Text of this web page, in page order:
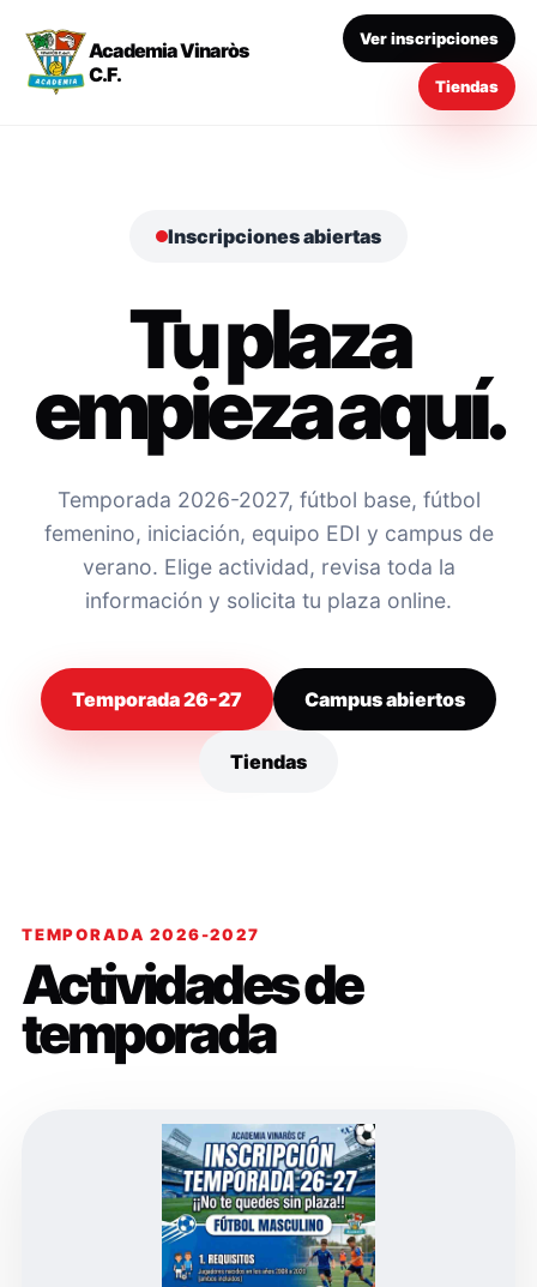
Academia Vinaròs
C.F.
Ver inscripciones
Tiendas
Inscripciones abiertas
Tu plaza
empieza aquí.
Temporada 2026-2027, fútbol base, fútbol
femenino, iniciación, equipo EDI y campus de
verano. Elige actividad, revisa toda la
información y solicita tu plaza online.
Temporada 26-27 Campus abiertos
Tiendas
TEMPORADA 2026-2027
Actividades de
temporada